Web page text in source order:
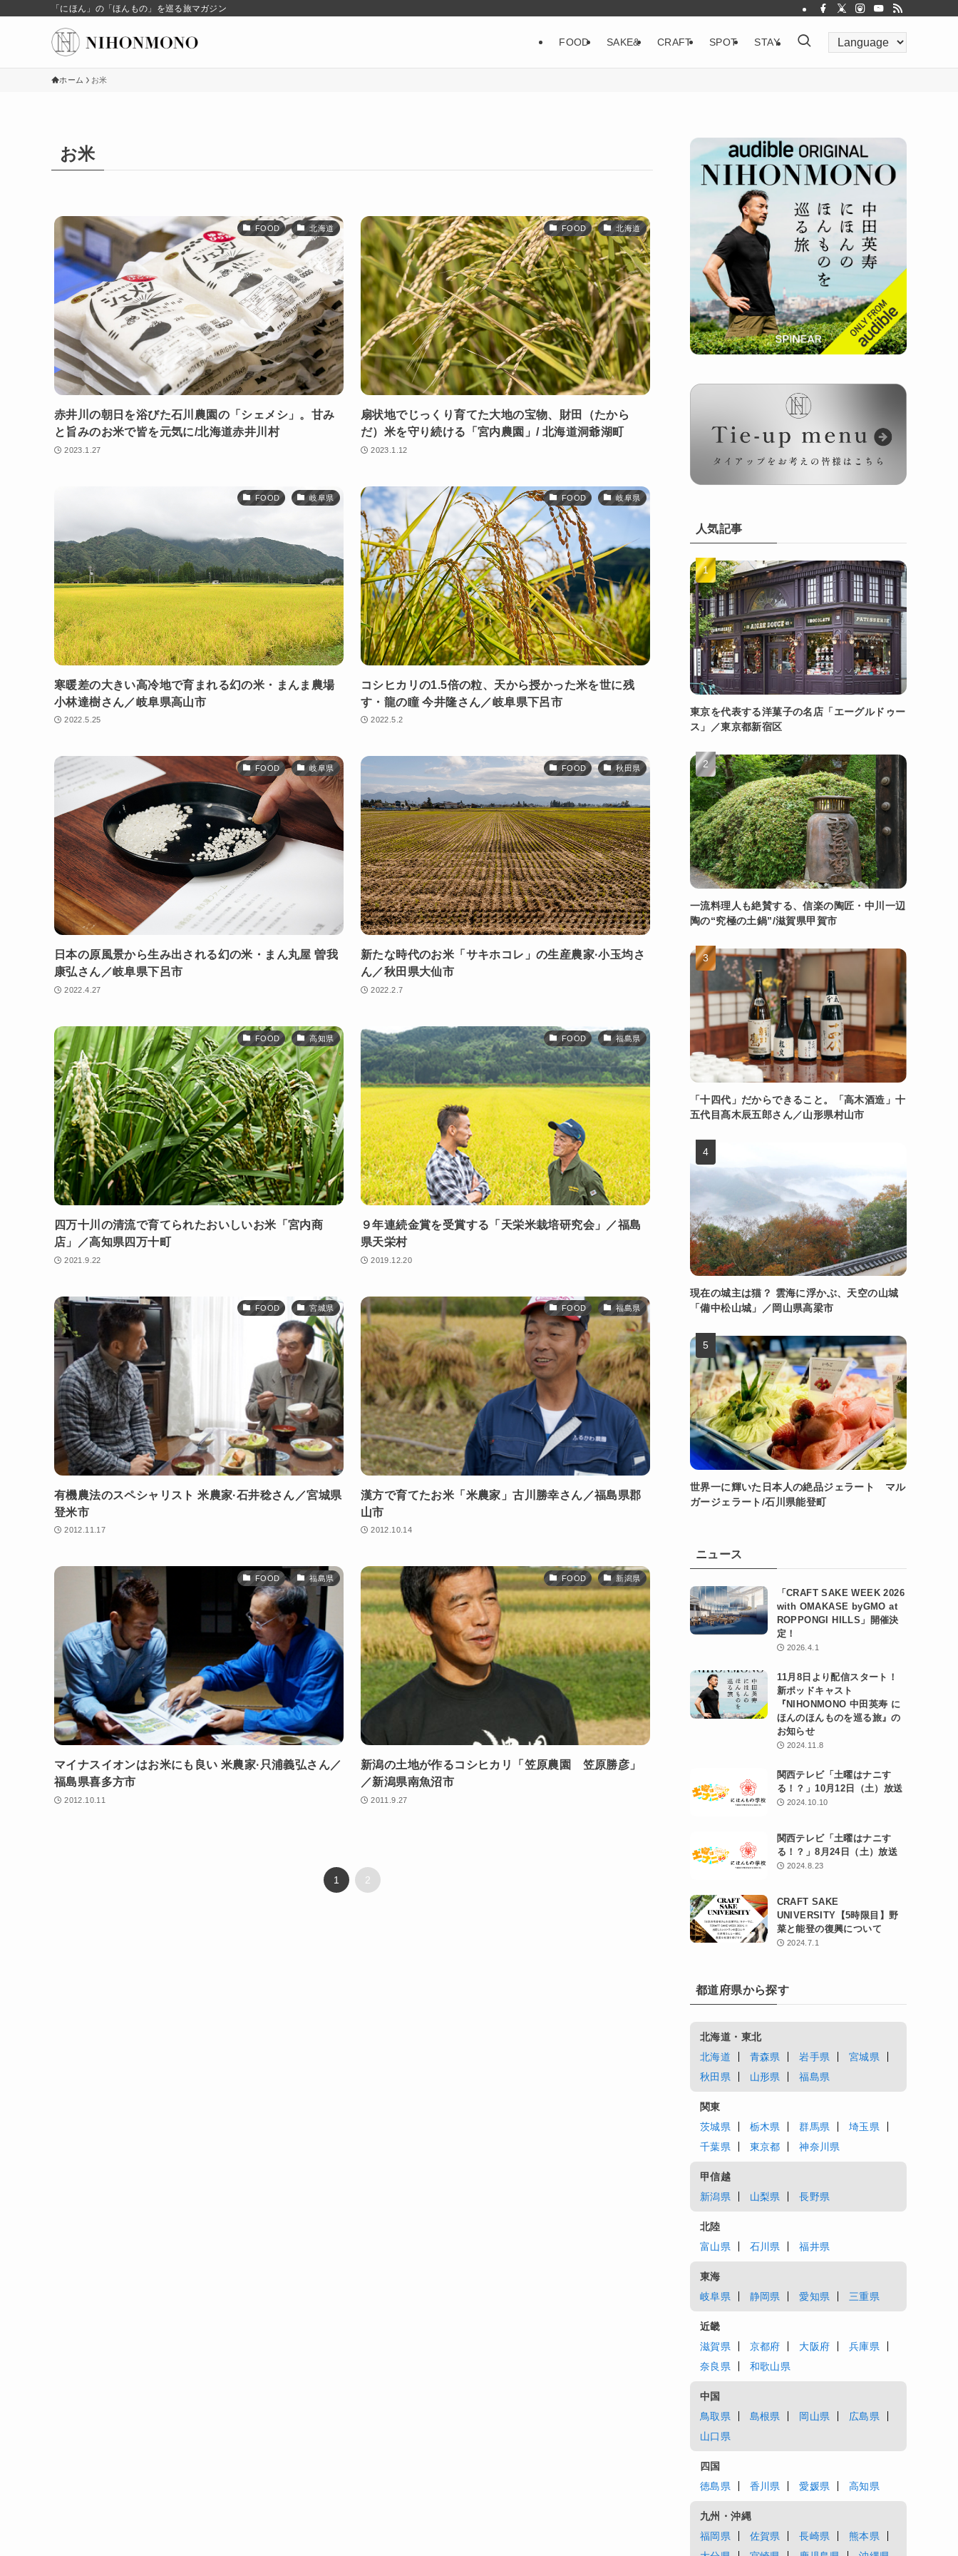
「にほん」の「ほんもの」を巡る旅マガジン
FOOD SAKE& CRAFT SPOT STAY
ホーム お米
お米
FOOD 北海道
赤井川の朝日を浴びた石川農園の「シェメシ」。甘み
と旨みのお米で皆を元気に/北海道赤井川村
2023.1.27
FOOD 北海道
扇状地でじっくり育てた大地の宝物、財⽥（たから
だ）米を守り続ける「宮内農園」/ 北海道洞爺湖町
2023.1.12
FOOD 岐阜県
寒暖差の大きい高冷地で育まれる幻の米・まんま農場
小林達樹さん／岐阜県高山市
2022.5.25
FOOD 岐阜県
コシヒカリの1.5倍の粒、天から授かった米を世に残
す・龍の瞳 今井隆さん／岐阜県下呂市
2022.5.2
FOOD 岐阜県
日本の原風景から生み出される幻の米・まん丸屋 曽我
康弘さん／岐阜県下呂市
2022.4.27
FOOD 秋田県
新たな時代のお米「サキホコレ」の生産農家·小玉均さ
ん／秋田県大仙市
2022.2.7
FOOD 高知県
四万十川の清流で育てられたおいしいお米「宮内商
店」／高知県四万十町
2021.9.22
FOOD 福島県
９年連続金賞を受賞する「天栄米栽培研究会」／福島
県天栄村
2019.12.20
FOOD 宮城県
有機農法のスペシャリスト 米農家·石井稔さん／宮城県
登米市
2012.11.17
FOOD 福島県
漢方で育てたお米「米農家」古川勝幸さん／福島県郡
山市
2012.10.14
FOOD 福島県
マイナスイオンはお米にも良い 米農家·只浦義弘さん／
福島県喜多方市
2012.10.11
FOOD 新潟県
新潟の土地が作るコシヒカリ「笠原農園 笠原勝彦」
／新潟県南魚沼市
2011.9.27
1 2
人気記事
東京を代表する洋菓子の名店「エーグルドゥー
ス」／東京都新宿区
一流料理人も絶賛する、信楽の陶匠・中川一辺
陶の“究極の土鍋”/滋賀県甲賀市
「十四代」だからできること。「高木酒造」十
五代目髙木辰五郎さん／山形県村山市
現在の城主は猫？ 雲海に浮かぶ、天空の山城
「備中松山城」／岡山県高梁市
世界一に輝いた日本人の絶品ジェラート マル
ガージェラート/石川県能登町
ニュース
「CRAFT SAKE WEEK 2026
with OMAKASE byGMO at
ROPPONGI HILLS」開催決
定！
2026.4.1
11月8日より配信スタート！
新ポッドキャスト
『NIHONMONO 中田英寿 に
ほんのほんものを巡る旅』の
お知らせ
2024.11.8
関西テレビ「土曜はナニす
る！？」10月12日（土）放送
2024.10.10
関西テレビ「土曜はナニす
る！？」8月24日（土）放送
2024.8.23
CRAFT SAKE
UNIVERSITY【5時限目】野
菜と能登の復興について
2024.7.1
都道府県から探す
北海道・東北
北海道
青森県 岩手県
宮城県
秋田県
山形県 福島県
関東
茨城県
栃木県 群馬県
埼玉県
千葉県
東京都 神奈川県
甲信越
新潟県
山梨県 長野県
北陸
富山県
石川県 福井県
東海
岐阜県
静岡県 愛知県 三重県
近畿
滋賀県
京都府 大阪府
兵庫県
奈良県
和歌山県
中国
鳥取県
島根県 岡山県
広島県
山口県
四国
徳島県
香川県 愛媛県 高知県
九州・沖縄
福岡県
佐賀県 長崎県
熊本県